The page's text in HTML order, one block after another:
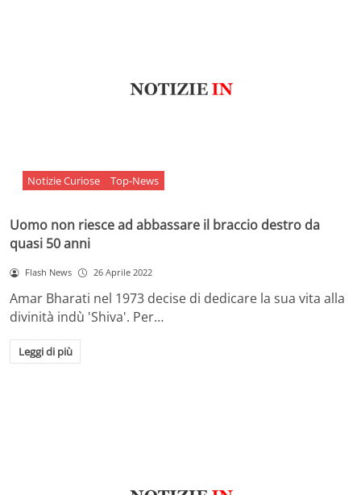
Notizie Curiose Top-News
Uomo non riesce ad abbassare il braccio destro da
quasi 50 anni
Flash News 26 Aprile 2022
Amar Bharati nel 1973 decise di dedicare la sua vita alla
divinità indù 'Shiva'. Per…
Leggi di più